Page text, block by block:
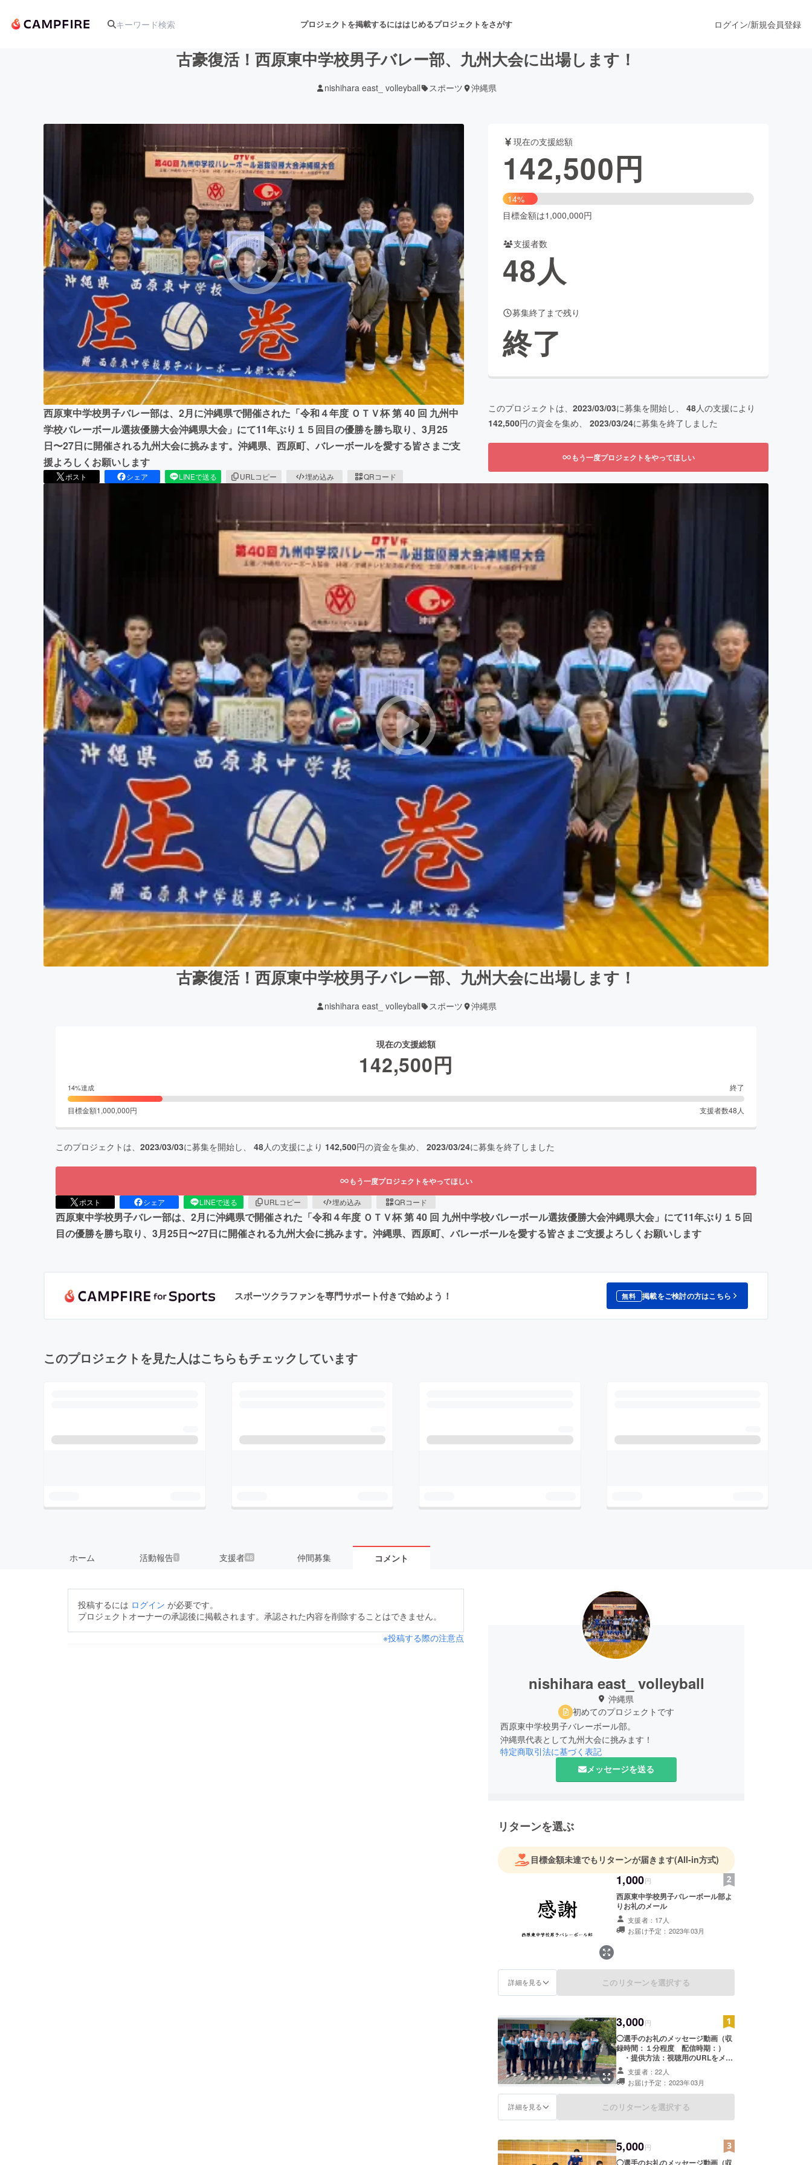
プロジェクトを掲載するにははじめるプロジェクトをさがす
アート・写真 音楽 舞台・パフォーマンス
テクノロジー・ガジェット ゲーム・サービス開発 ファッション
映像・映画 書籍・雑誌出版 アニメ・漫画
ビジネス・起業 チャレンジ ビューティー・ヘルスケア
まちづくり・地域活性化
CAMPFIRE for Social Good
CAMPFIRE Creation
CAMPFIREふるさと納税machi-yaコミュニティ
ログイン/新規会員登録
古豪復活！西原東中学校男子バレー部、九州大会に出場します！
nishihara east_ volleyball スポーツ 沖縄県
西原東中学校男子バレー部は、2月に沖縄県で開催された「令和４年度 ＯＴＶ杯 第 40 回 九州中
学校バレーボール選抜優勝大会沖縄県大会」にて11年ぶり１５回目の優勝を勝ち取り、3月25
日〜27日に開催される九州大会に挑みます。沖縄県、西原町、バレーボールを愛する皆さまご支
援よろしくお願いします
ポスト シェア LINEで送る URLコピー 埋め込み QRコード
現在の支援総額
142,500円
14%
目標金額は1,000,000円
支援者数
48人
募集終了まで残り
終了
このプロジェクトは、 2023/03/03に募集を開始し、 48人の支援により
142,500円の資金を集め、 2023/03/24に募集を終了しました
もう一度プロジェクトをやってほしい
古豪復活！西原東中学校男子バレー部、九州大会に出場します！
nishihara east_ volleyball スポーツ 沖縄県
現在の支援総額
142,500円
14%達成 終了
目標金額1,000,000円 支援者数48 人
このプロジェクトは、 2023/03/03に募集を開始し、 48人の支援により 142,500円の資金を集め、 2023/03/24に募集を終了しました
もう一度プロジェクトをやってほしい
ポスト シェア LINEで送る URLコピー 埋め込み QRコード
西原東中学校男子バレー部は、2月に沖縄県で開催された「令和４年度 ＯＴＶ杯 第 40 回 九州中学校バレーボール選抜優勝大会沖縄県大会」にて11年ぶり１５回
目の優勝を勝ち取り、3月25日〜27日に開催される九州大会に挑みます。沖縄県、西原町、バレーボールを愛する皆さまご支援よろしくお願いします
スポーツクラファンを専門サポート付きで始めよう！ 無料 掲載をご検討の方はこちら
このプロジェクトを見た人はこちらもチェックしています
ホーム 活動報告 1 支援者48 仲間募集 コメント
投稿するには ログイン が必要です。
プロジェクトオーナーの承認後に掲載されます。承認された内容を削除することはできません。
※投稿する際の注意点
nishihara east_ volleyball
沖縄県
初めてのプロジェクトです
西原東中学校男子バレーボール部。
沖縄県代表として九州大会に挑みます！
特定商取引法に基づく表記
メッセージを送る
リターンを選ぶ
目標金額未達でもリターンが届きます(All-in方式)
1,000円
西原東中学校男子バレーボール部よ
りお礼のメール
支援者：17人
お届け予定：2023年03月
詳細を見る このリターンを選択する
3,000円
◯選手のお礼のメッセージ動画（収
録時間：１分程度 配信時期：）
・提供方法：視聴用のURLをメー
ルで送信 ・本リターンの内容を無
断で転載・公開することは禁止で
す。
支援者：22人
お届け予定：2023年03月
詳細を見る このリターンを選択する
5,000円
◯選手のお礼のメッセージ動画（収